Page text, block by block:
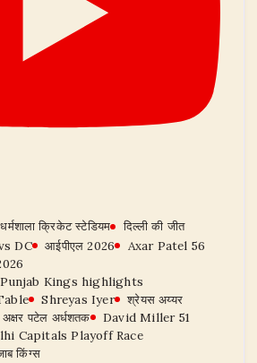
धर्मशाला क्रिकेट स्टेडियम
दिल्ली की जीत
DC आईपीएल 2026
Axar Patel 56
Kings highlights
Shreyas Iyer
श्रेयस अय्यर
अक्षर पटेल अर्धशतक
David Miller 51
Capitals Playoff Race
किंग्स